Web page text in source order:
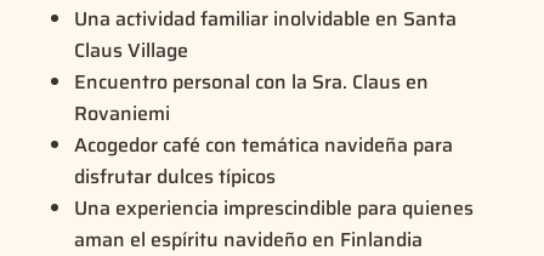
Una actividad familiar inolvidable en Santa
Claus Village
Encuentro personal con la Sra. Claus en
Rovaniemi
Acogedor café con temática navideña para
disfrutar dulces típicos
Una experiencia imprescindible para quienes
aman el espíritu navideño en Finlandia